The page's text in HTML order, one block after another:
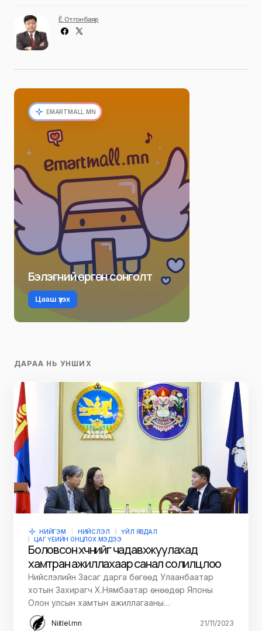
Ё. Отгонбаяр
EMARTMALL.MN
Бэлэгний өргөн сонголт
Цааш үзэх
ДАРАА НЬ УНШИХ
НИЙГЭМ НИЙСЛЭЛ
ҮЙЛ ЯВДАЛ
ЦАГ ҮЕИЙН ОНЦЛОХ МЭДЭЭ
Боловсон хүчнийг чадавхжуулахад
хамтран ажиллахаар санал солилцлоо
Нийслэлийн Засаг дарга бөгөөд Улаанбаатар
хотын Захирагч Х.Нямбаатар өнөөдөр Японы
Олон улсын хамтын ажиллагааны…
Niitlel.mn 21/11/2023